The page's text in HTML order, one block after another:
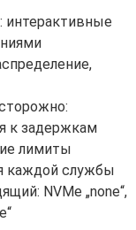
интерактивные
к задержкам
лимиты
каждой службы
NVMe „none“,